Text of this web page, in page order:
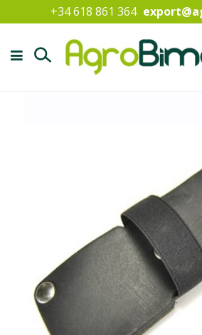
+34 618 861 364